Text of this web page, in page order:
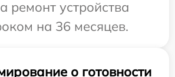
ремонт устройства
на 36 месяцев.
о готовности